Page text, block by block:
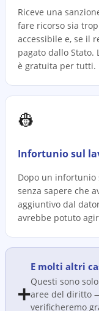
Riceve una
fare ricorso sia
accessibile e, se il
pagato dallo Stato.
è gratuita per tutti.
👷
Infortunio sul
Dopo un infortunio
senza sapere che
aggiuntivo dal
avrebbe potuto
➕
E molti altri
Questi sono
aree del diritto
verificheremo